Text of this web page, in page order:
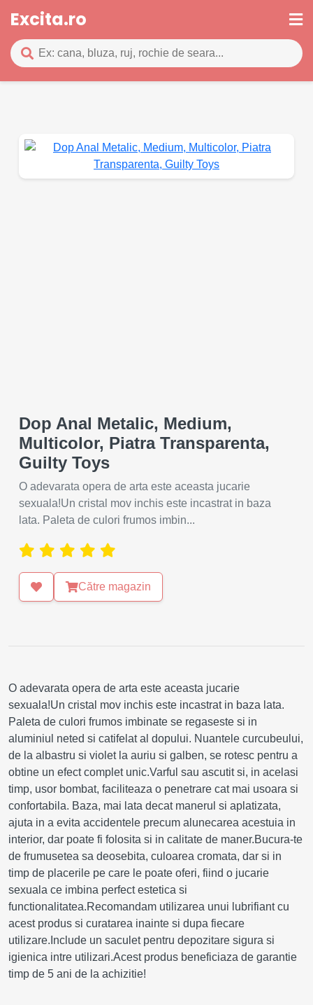
Excita.ro
Dop Anal Metalic, Medium,
Multicolor, Piatra Transparenta,
Guilty Toys
O adevarata opera de arta este aceasta jucarie
sexuala!Un cristal mov inchis este incastrat in baza
lata. Paleta de culori frumos imbin...
Către magazin
O adevarata opera de arta este aceasta jucarie
sexuala!Un cristal mov inchis este incastrat in baza lata.
Paleta de culori frumos imbinate se regaseste si in
aluminiul neted si catifelat al dopului. Nuantele curcubeului,
de la albastru si violet la auriu si galben, se rotesc pentru a
obtine un efect complet unic.Varful sau ascutit si, in acelasi
timp, usor bombat, faciliteaza o penetrare cat mai usoara si
confortabila. Baza, mai lata decat manerul si aplatizata,
ajuta in a evita accidentele precum alunecarea acestuia in
interior, dar poate fi folosita si in calitate de maner.Bucura-te
de frumusetea sa deosebita, culoarea cromata, dar si in
timp de placerile pe care le poate oferi, fiind o jucarie
sexuala ce imbina perfect estetica si
functionalitatea.Recomandam utilizarea unui lubrifiant cu
acest produs si curatarea inainte si dupa fiecare
utilizare.Include un saculet pentru depozitare sigura si
igienica intre utilizari.Acest produs beneficiaza de garantie
timp de 5 ani de la achizitie!